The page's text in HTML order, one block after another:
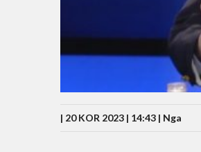
| 20 KOR 2023 | 14:43 | Nga